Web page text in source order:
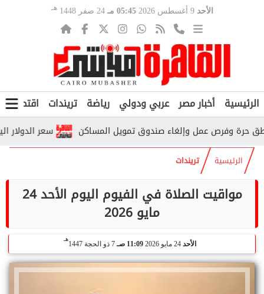
الأحد 9 أغسطس 2026 05:45 مـ 24 صفر 1448 هـ
الرئيسية أخبار مصر عربي ودولي رياضة تريندات اقتصاد
سعر الدولار اليوم الأحد 9 أغسطس 2026.. تحديث جديد في
الرئيسية تريندات
مواقيت الصلاة في الفيوم اليوم الأحد 24
مايو 2026
الأحد 24 مايو 2026 11:09 صـ 7 ذو الحجة 1447
هـ